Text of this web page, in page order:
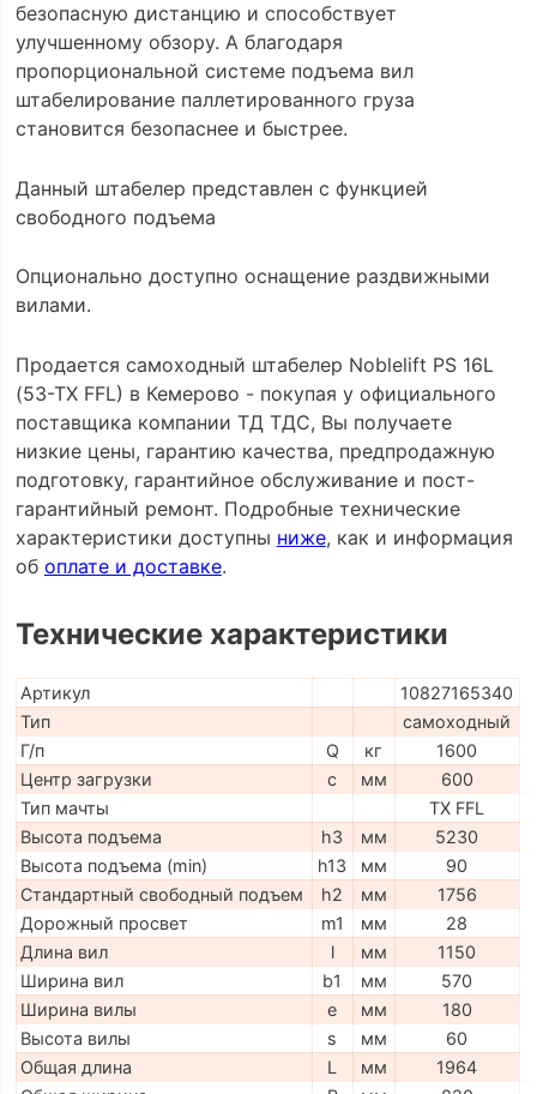
безопасную дистанцию и способствует
улучшенному обзору. А благодаря
пропорциональной системе подъема вил
штабелирование паллетированного груза
становится безопаснее и быстрее.
Данный штабелер представлен с функцией
свободного подъема
Опционально доступно оснащение раздвижными
вилами.
Продается самоходный штабелер Noblelift PS 16L
(53-TX FFL) в Кемерово - покупая у официального
поставщика компании ТД ТДС, Вы получаете
низкие цены, гарантию качества, предпродажную
подготовку, гарантийное обслуживание и пост-
гарантийный ремонт. Подробные технические
характеристики доступны ниже, как и информация
об оплате и доставке.
Технические характеристики
Артикул
10827165340
Тип
самоходный
Г/п
Q кг
1600
Центр загрузки
c мм
600
Тип мачты
TX FFL
Высота подъема
h3 мм
5230
Высота подъема (min)
h13 мм
90
Стандартный свободный подъем
h2 мм
1756
Дорожный просвет
m1 мм
28
Длина вил
l мм
1150
Ширина вил
b1 мм
570
Ширина вилы
e мм
180
Высота вилы
s мм
60
Общая длина
L мм
1964